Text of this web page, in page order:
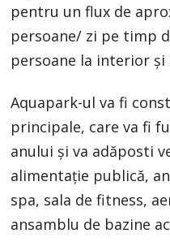
pentru un flux de
persoane/ zi pe timp
persoane la interior și
Aquapark-ul va fi
principale, care va fi
anului și va adăposti
alimentație publică,
spa, sala de fitness,
ansamblu de bazine